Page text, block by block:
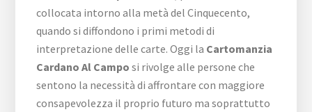
collocata intorno alla metà del Cinquecento,
quando si diffondono i primi metodi di
interpretazione delle carte. Oggi la Cartomanzia
Cardano Al Campo si rivolge alle persone che
sentono la necessità di affrontare con maggiore
consapevolezza il proprio futuro ma soprattutto